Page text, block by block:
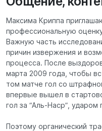
Максима Криппа
профессиональную
Важную часть
причин извержения и
процесса. После
марта 2009 года, чтобы
том матче гол со
впервые вышел в
гол за “Аль-Наср”,
Поэтому органический